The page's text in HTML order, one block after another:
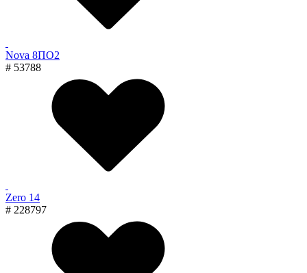
Nova 8ПО2
# 53788
Zero 14
# 228797